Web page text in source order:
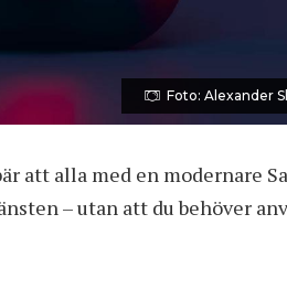
Foto: Alexander
att alla med en modernare
– utan att du behöver